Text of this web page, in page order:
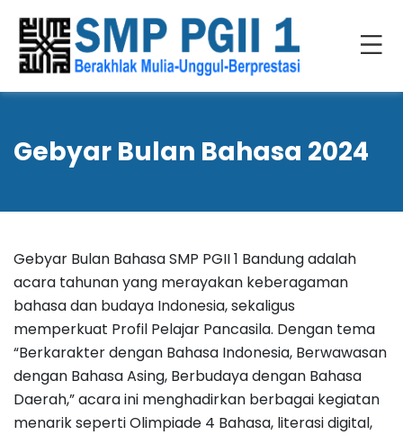
Gebyar Bulan Bahasa 2024
Gebyar Bulan Bahasa SMP PGII 1 Bandung adalah
acara tahunan yang merayakan keberagaman
bahasa dan budaya Indonesia, sekaligus
memperkuat Profil Pelajar Pancasila. Dengan tema
“Berkarakter dengan Bahasa Indonesia, Berwawasan
dengan Bahasa Asing, Berbudaya dengan Bahasa
Daerah,” acara ini menghadirkan berbagai kegiatan
menarik seperti Olimpiade 4 Bahasa, literasi digital,